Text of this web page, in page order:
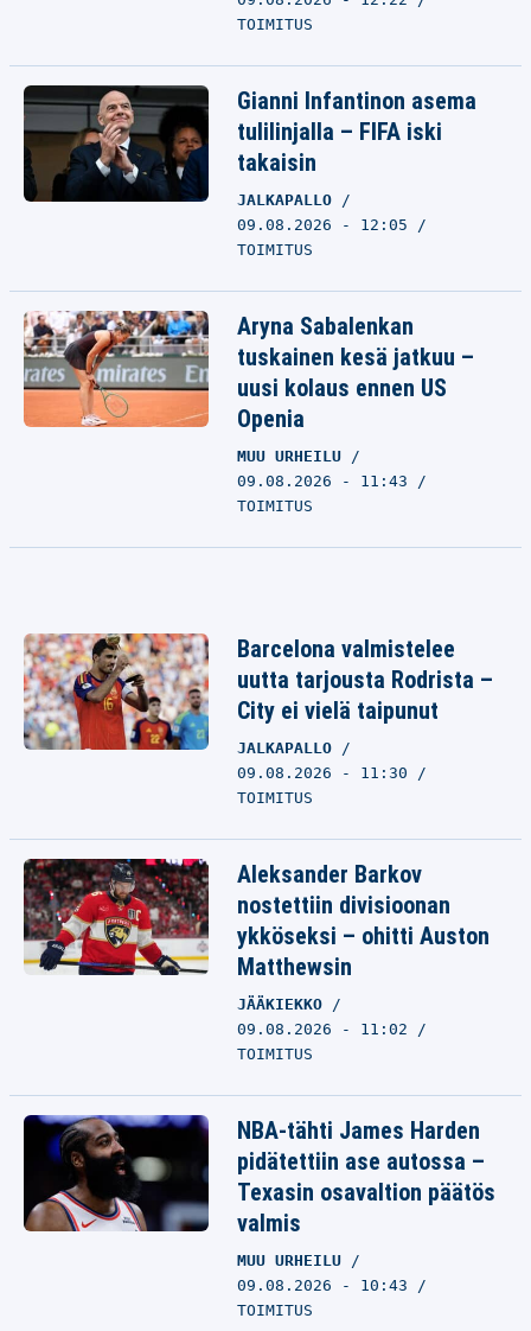
TOIMITUS
Gianni Infantinon asema
tulilinjalla – FIFA iski
takaisin
JALKAPALLO
09.08.2026 - 12:05
TOIMITUS
Aryna Sabalenkan
tuskainen kesä jatkuu –
uusi kolaus ennen US
Openia
MUU URHEILU
09.08.2026 - 11:43
TOIMITUS
Barcelona valmistelee
uutta tarjousta Rodrista –
City ei vielä taipunut
JALKAPALLO
09.08.2026 - 11:30
TOIMITUS
Aleksander Barkov
nostettiin divisioonan
ykköseksi – ohitti Auston
Matthewsin
JÄÄKIEKKO
09.08.2026 - 11:02
TOIMITUS
NBA-tähti James Harden
pidätettiin ase autossa –
Texasin osavaltion päätös
valmis
MUU URHEILU
09.08.2026 - 10:43
TOIMITUS